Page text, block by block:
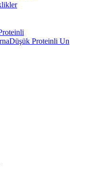
Düşük Proteinli Un